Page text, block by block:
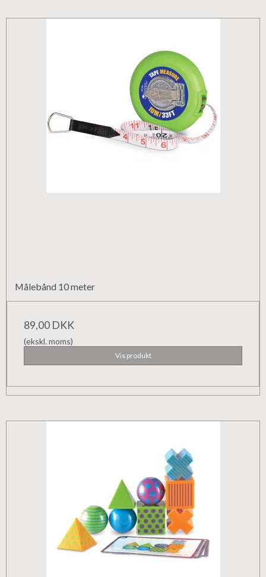
Målebånd 10 meter
89,00 DKK
(ekskl. moms)
Vis produkt